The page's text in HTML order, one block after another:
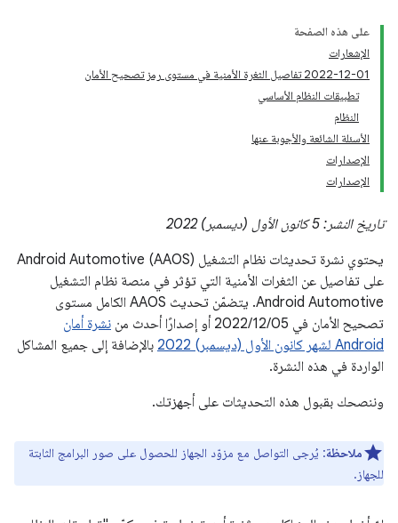
على هذه الصفحة
الإشعارات
‎2022-12-01 تفاصيل الثغرة الأمنية في مستوى رمز تصحيح الأمان
تطبيقات النظام الأساسي
النظام
الأسئلة الشائعة والأجوبة عنها
الإصدارات
الإصدارات
تاريخ النشر: 5 كانون الأول (ديسمبر) 2022
يحتوي نشرة تحديثات نظام التشغيل Android Automotive (AAOS)
على تفاصيل عن الثغرات الأمنية التي تؤثر في منصة نظام التشغيل
Android Automotive. يتضمّن تحديث AAOS الكامل مستوى
تصحيح الأمان في 05‏/12‏/2022 أو إصدارًا أحدث من
نشرة أمان
Android لشهر كانون الأول (ديسمبر) 2022
بالإضافة إلى جميع المشاكل
الواردة في هذه النشرة.
وننصحك بقبول هذه التحديثات على أجهزتك.
ملاحظة: يُرجى التواصل مع مزوّد الجهاز للحصول على صور البرامج الثابتة
للجهاز.